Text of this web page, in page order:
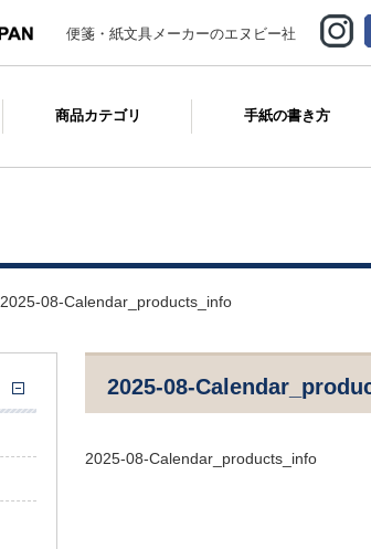
便箋・紙文具メーカーのエヌビー社
商品カテゴリ 手紙の書き方
2025-08-Calendar_products_info
2025-08-
2025-08-Calendar_products_info